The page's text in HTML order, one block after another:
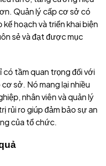
Quản lý cấp cơ sở có
kế hoạch và triển khai biện
sẻ và đạt được mục
có tầm quan trọng đối với
sở. Nó mang lại nhiều
nhân viên và quản lý
rủi ro giúp đảm bảo sự an
của tổ chức.